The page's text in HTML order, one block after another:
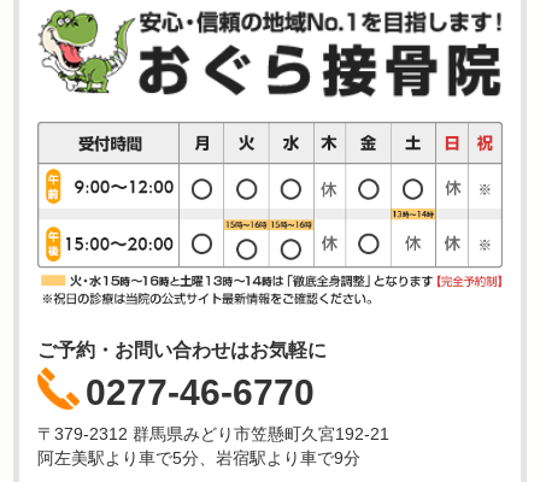
ご予約・お問い合わせはお気軽に
0277-46-6770
〒379-2312 群馬県みどり市笠懸町久宮192-21
阿左美駅より車で5分、岩宿駅より車で9分